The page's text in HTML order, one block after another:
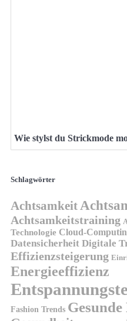
Wie stylst du Strickmode
Schlagwörter
Achtsamkeit
Achtsamkeitstraining
Technologie Cloud-
Datensicherheit Digitale
Effizienzsteigerung
Energieeffizienz
Fashion Trends